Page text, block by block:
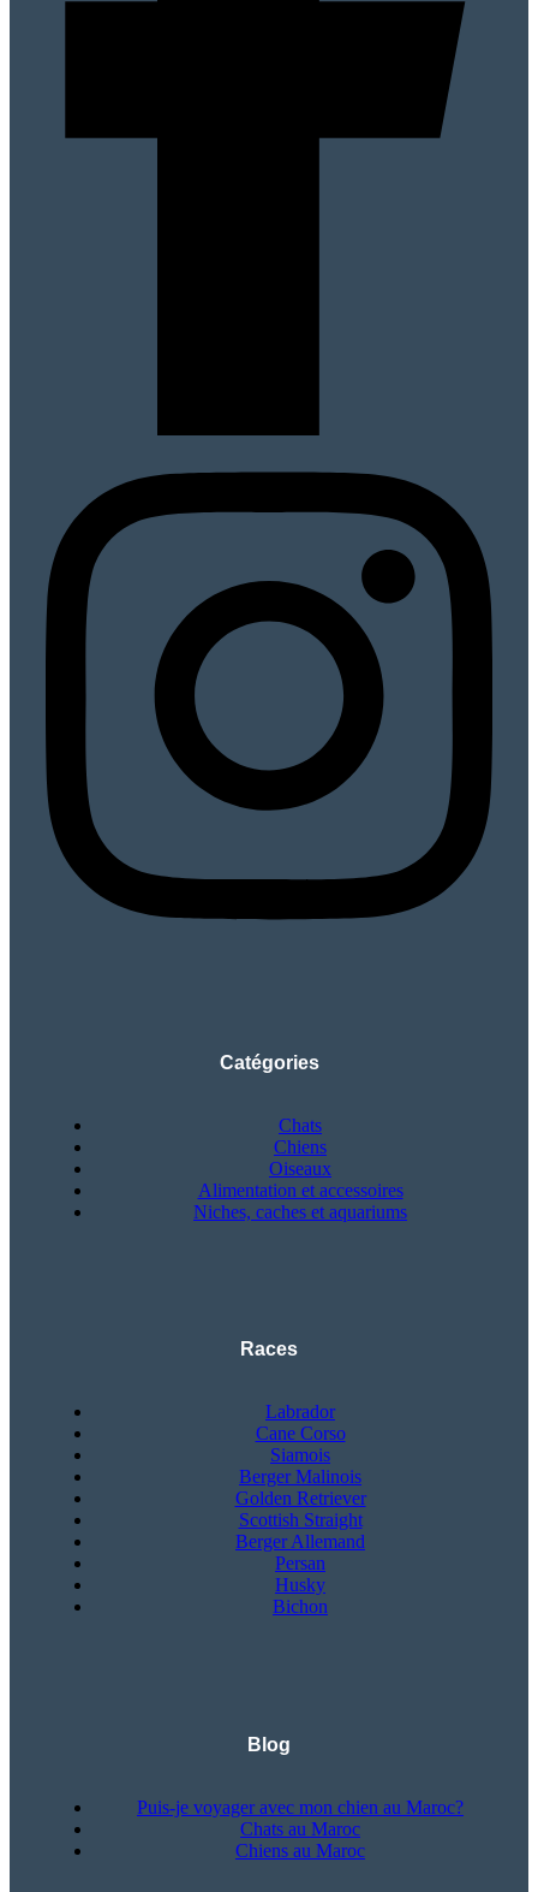
Catégories
Chats
Chiens
Oiseaux
Alimentation et accessoires
Niches, caches et aquariums
Races
Labrador
Cane Corso
Siamois
Berger Malinois
Golden Retriever
Scottish Straight
Berger Allemand
Persan
Husky
Bichon
Blog
Puis-je voyager avec mon chien au Maroc?
Chats au Maroc
Chiens au Maroc